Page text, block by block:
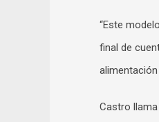
“Este
final de
alimentación
Castro